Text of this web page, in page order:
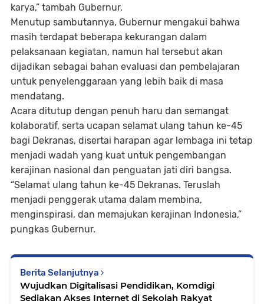
karya,” tambah Gubernur.
Menutup sambutannya, Gubernur mengakui bahwa
masih terdapat beberapa kekurangan dalam
pelaksanaan kegiatan, namun hal tersebut akan
dijadikan sebagai bahan evaluasi dan pembelajaran
untuk penyelenggaraan yang lebih baik di masa
mendatang.
Acara ditutup dengan penuh haru dan semangat
kolaboratif, serta ucapan selamat ulang tahun ke-45
bagi Dekranas, disertai harapan agar lembaga ini tetap
menjadi wadah yang kuat untuk pengembangan
kerajinan nasional dan penguatan jati diri bangsa.
“Selamat ulang tahun ke-45 Dekranas. Teruslah
menjadi penggerak utama dalam membina,
menginspirasi, dan memajukan kerajinan Indonesia,”
pungkas Gubernur.
Berita Selanjutnya
Wujudkan Digitalisasi Pendidikan, Komdigi
Sediakan Akses Internet di Sekolah Rakyat